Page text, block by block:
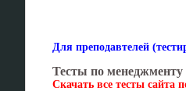
Для преподавтелей
Тесты по менеджменту
Скачать все тесты сайта